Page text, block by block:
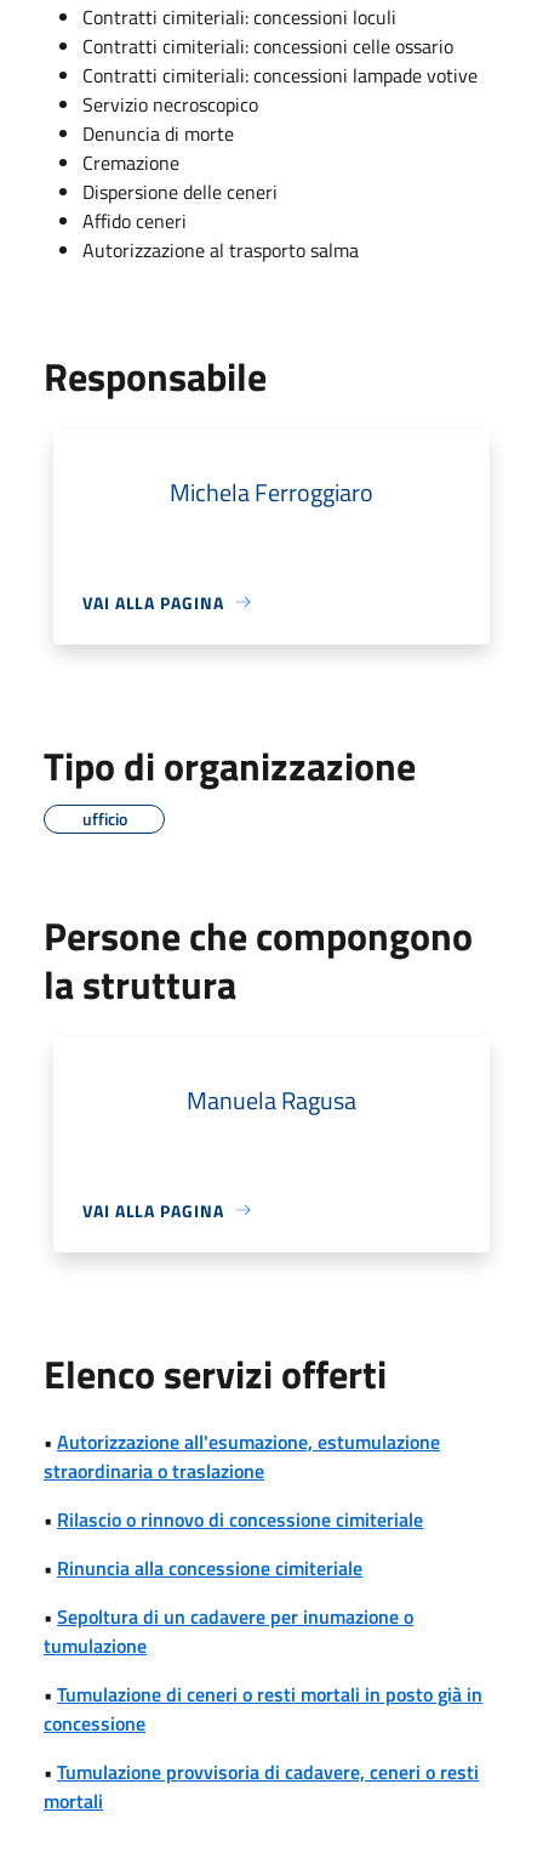
Contratti cimiteriali: concessioni loculi
Contratti cimiteriali: concessioni celle ossario
Contratti cimiteriali: concessioni lampade votive
Servizio necroscopico
Denuncia di morte
Cremazione
Dispersione delle ceneri
Affido ceneri
Autorizzazione al trasporto salma
Responsabile
Michela Ferroggiaro
VAI ALLA PAGINA
Tipo di organizzazione
ufficio
Persone che compongono
la struttura
Manuela Ragusa
VAI ALLA PAGINA
Elenco servizi offerti
• Autorizzazione all'esumazione, estumulazione
straordinaria o traslazione
• Rilascio o rinnovo di concessione cimiteriale
• Rinuncia alla concessione cimiteriale
• Sepoltura di un cadavere per inumazione o
tumulazione
• Tumulazione di ceneri o resti mortali in posto già in
concessione
• Tumulazione provvisoria di cadavere, ceneri o resti
mortali